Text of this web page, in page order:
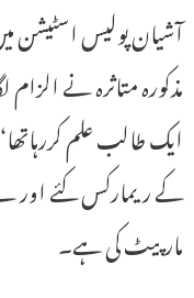
آشیان پولیس
مذکورہ متاثرہ نے الزام
ایک طالب علم
مارپیٹ کی ہے۔